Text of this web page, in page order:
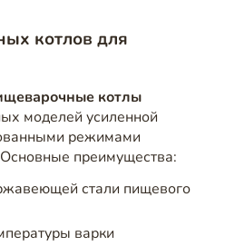
котлов для
котлы
моделей усиленной
режимами
преимущества:
стали пищевого
варки